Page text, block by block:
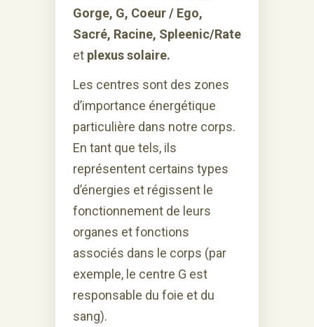
Gorge, G, Coeur / Ego,
Sacré, Racine, Spleenic/Rate
et plexus solaire.
Les centres sont des zones
d’importance énergétique
particulière dans notre corps.
En tant que tels, ils
représentent certains types
d’énergies et régissent le
fonctionnement de leurs
organes et fonctions
associés dans le corps (par
exemple, le centre G est
responsable du foie et du
sang).